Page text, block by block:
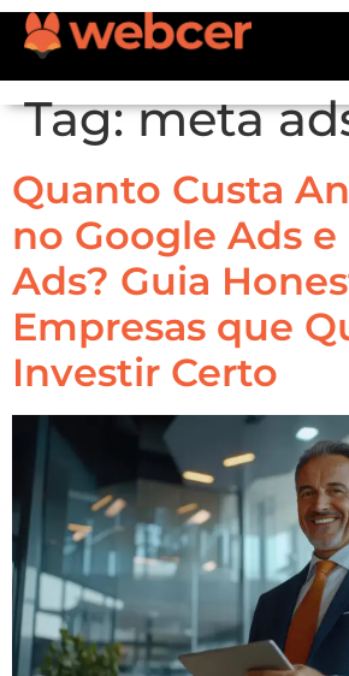
Tag:meta
Quanto Custa
no Google Ads
Ads? Guia
Empresas que
Investir Certo